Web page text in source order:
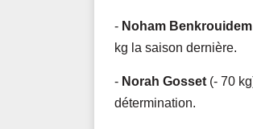
- Noham Benkrouidem
kg la saison dernière.
- Norah Gosset (- 70
détermination.